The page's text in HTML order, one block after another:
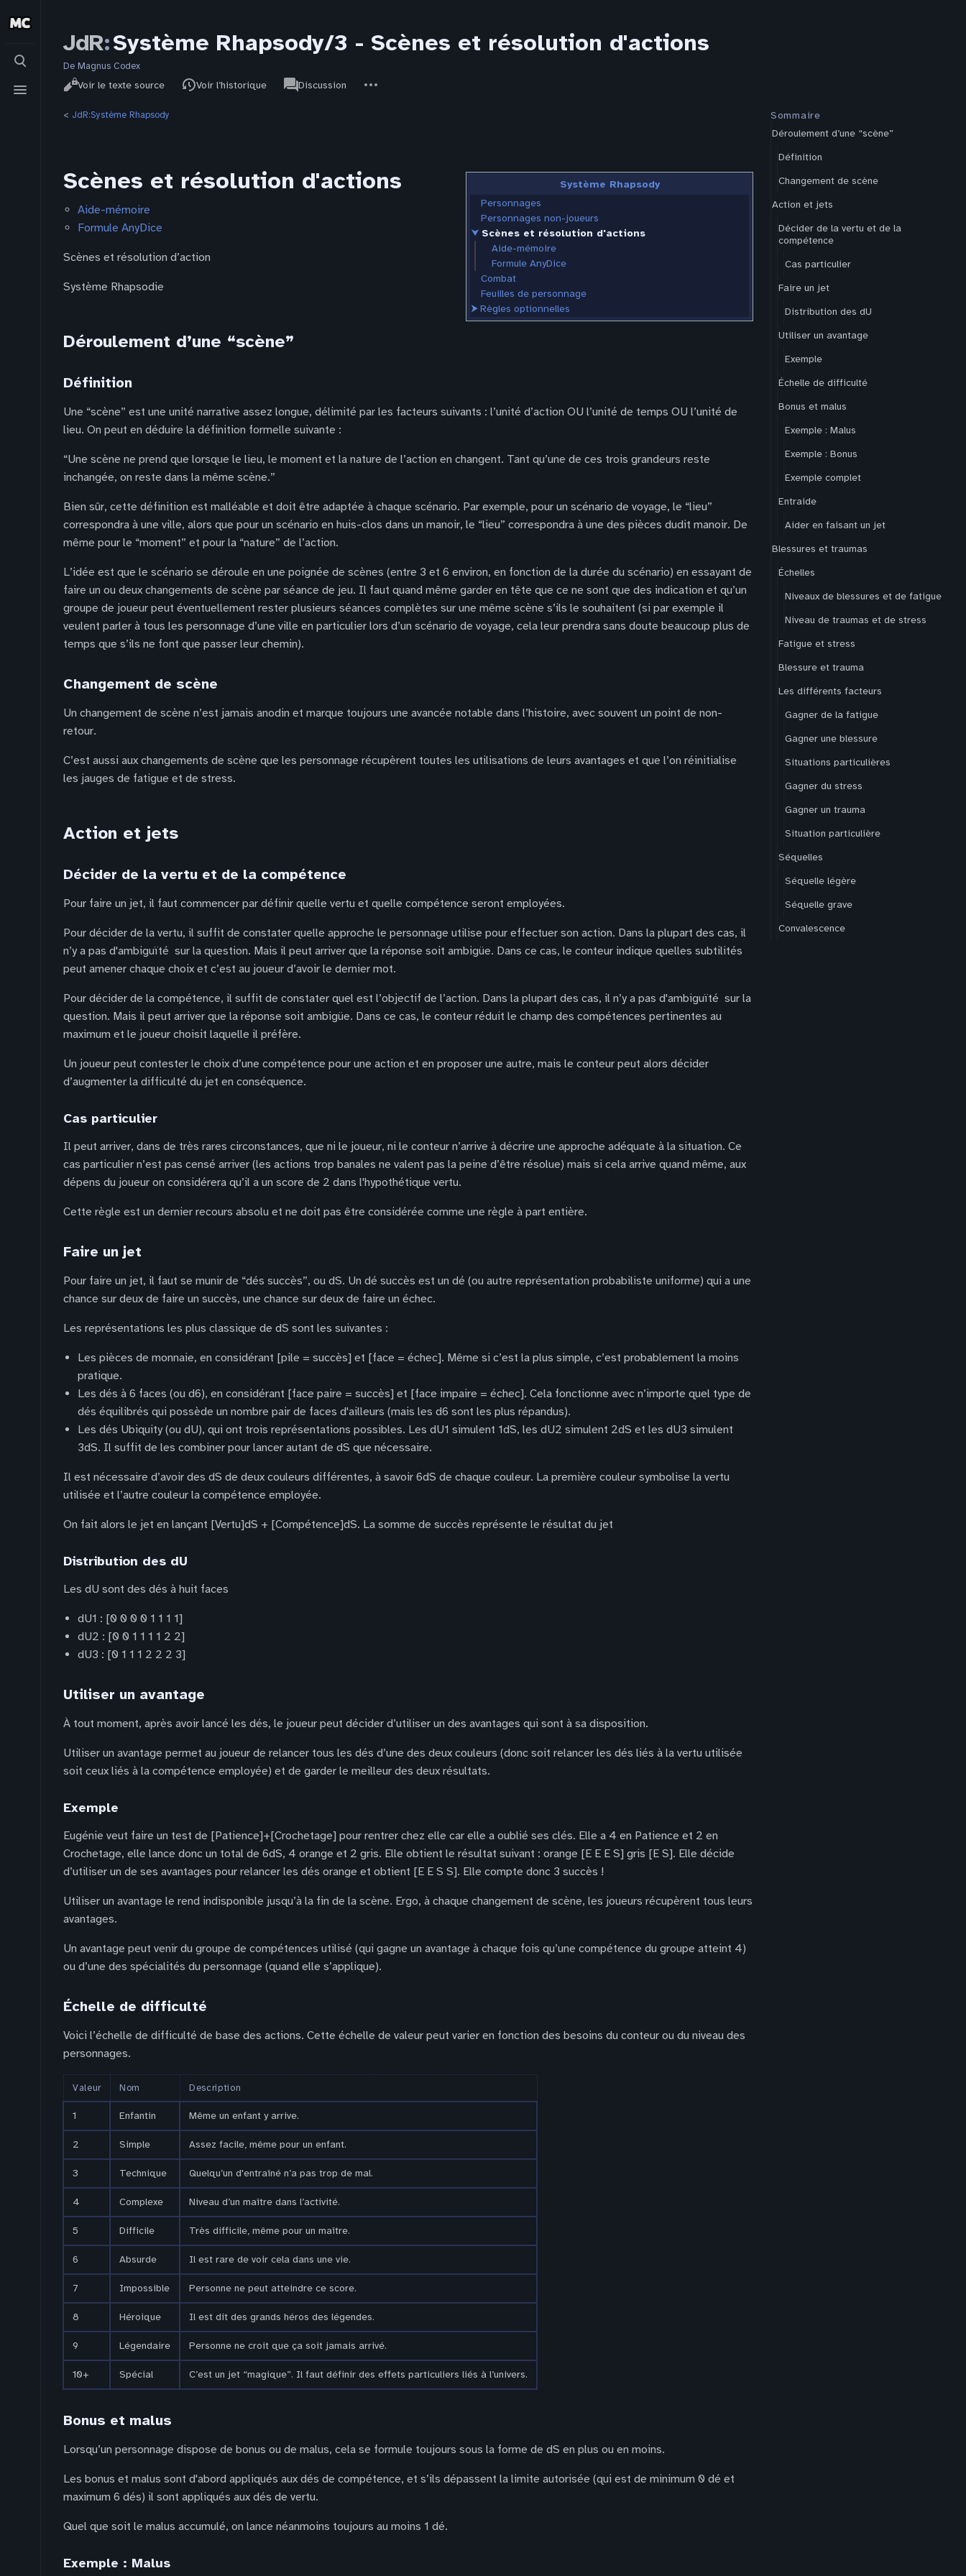
Basculer
recherche
Basculer
le
JdR:Système Rhapsody/3 - Scènes et résolution d'actions
De Magnus Codex
Affichages
LireVoir le texte source Voir l’historique
associated-
pages
JdRDiscussion
actions
< JdR:Système Rhapsody
Système Rhapsody
Personnages
Personnages non-joueurs
⮟ Scènes et résolution d'actions
Aide-mémoire
Formule AnyDice
Combat
Feuilles de personnage
⮞Règles optionnelles
Scènes et résolution d'actions
Aide-mémoire
Formule AnyDice
Scènes et résolution d’action
Système Rhapsodie
Déroulement d’une “scène”
Définition
Une “scène” est une unité narrative assez longue, délimité par les facteurs suivants : l’unité d’action OU l’unité de temps OU l’unité de
lieu. On peut en déduire la définition formelle suivante :
“Une scène ne prend que lorsque le lieu, le moment et la nature de l’action en changent. Tant qu’une de ces trois grandeurs reste
inchangée, on reste dans la même scène.”
Bien sûr, cette définition est malléable et doit être adaptée à chaque scénario. Par exemple, pour un scénario de voyage, le “lieu”
correspondra à une ville, alors que pour un scénario en huis-clos dans un manoir, le “lieu” correspondra à une des pièces dudit manoir. De
même pour le “moment” et pour la “nature” de l’action.
L’idée est que le scénario se déroule en une poignée de scènes (entre 3 et 6 environ, en fonction de la durée du scénario) en essayant de
faire un ou deux changements de scène par séance de jeu. Il faut quand même garder en tête que ce ne sont que des indication et qu’un
groupe de joueur peut éventuellement rester plusieurs séances complètes sur une même scène s’ils le souhaitent (si par exemple il
veulent parler à tous les personnage d’une ville en particulier lors d’un scénario de voyage, cela leur prendra sans doute beaucoup plus de
temps que s’ils ne font que passer leur chemin).
Changement de scène
Un changement de scène n’est jamais anodin et marque toujours une avancée notable dans l’histoire, avec souvent un point de non-
retour.
C’est aussi aux changements de scène que les personnage récupèrent toutes les utilisations de leurs avantages et que l’on réinitialise
les jauges de fatigue et de stress.
Action et jets
Décider de la vertu et de la compétence
Pour faire un jet, il faut commencer par définir quelle vertu et quelle compétence seront employées.
Pour décider de la vertu, il suffit de constater quelle approche le personnage utilise pour effectuer son action. Dans la plupart des cas, il
n’y a pas d'ambiguïté sur la question. Mais il peut arriver que la réponse soit ambigüe. Dans ce cas, le conteur indique quelles subtilités
peut amener chaque choix et c’est au joueur d’avoir le dernier mot.
Pour décider de la compétence, il suffit de constater quel est l’objectif de l’action. Dans la plupart des cas, il n’y a pas d'ambiguïté sur la
question. Mais il peut arriver que la réponse soit ambigüe. Dans ce cas, le conteur réduit le champ des compétences pertinentes au
maximum et le joueur choisit laquelle il préfère.
Un joueur peut contester le choix d’une compétence pour une action et en proposer une autre, mais le conteur peut alors décider
d’augmenter la difficulté du jet en conséquence.
Cas particulier
Il peut arriver, dans de très rares circonstances, que ni le joueur, ni le conteur n’arrive à décrire une approche adéquate à la situation. Ce
cas particulier n’est pas censé arriver (les actions trop banales ne valent pas la peine d’être résolue) mais si cela arrive quand même, aux
dépens du joueur on considérera qu’il a un score de 2 dans l'hypothétique vertu.
Cette règle est un dernier recours absolu et ne doit pas être considérée comme une règle à part entière.
Faire un jet
Pour faire un jet, il faut se munir de “dés succès”, ou dS. Un dé succès est un dé (ou autre représentation probabiliste uniforme) qui a une
chance sur deux de faire un succès, une chance sur deux de faire un échec.
Les représentations les plus classique de dS sont les suivantes :
Les pièces de monnaie, en considérant [pile = succès] et [face = échec]. Même si c’est la plus simple, c’est probablement la moins
pratique.
Les dés à 6 faces (ou d6), en considérant [face paire = succès] et [face impaire = échec]. Cela fonctionne avec n’importe quel type de
dés équilibrés qui possède un nombre pair de faces d'ailleurs (mais les d6 sont les plus répandus).
Les dés Ubiquity (ou dU), qui ont trois représentations possibles. Les dU1 simulent 1dS, les dU2 simulent 2dS et les dU3 simulent
3dS. Il suffit de les combiner pour lancer autant de dS que nécessaire.
Il est nécessaire d’avoir des dS de deux couleurs différentes, à savoir 6dS de chaque couleur. La première couleur symbolise la vertu
utilisée et l’autre couleur la compétence employée.
On fait alors le jet en lançant [Vertu]dS + [Compétence]dS. La somme de succès représente le résultat du jet
Distribution des dU
Les dU sont des dés à huit faces
dU1 : [0 0 0 0 1 1 1 1]
dU2 : [0 0 1 1 1 1 2 2]
dU3 : [0 1 1 1 2 2 2 3]
Utiliser un avantage
À tout moment, après avoir lancé les dés, le joueur peut décider d’utiliser un des avantages qui sont à sa disposition.
Utiliser un avantage permet au joueur de relancer tous les dés d’une des deux couleurs (donc soit relancer les dés liés à la vertu utilisée
soit ceux liés à la compétence employée) et de garder le meilleur des deux résultats.
Exemple
Eugénie veut faire un test de [Patience]+[Crochetage] pour rentrer chez elle car elle a oublié ses clés. Elle a 4 en Patience et 2 en
Crochetage, elle lance donc un total de 6dS, 4 orange et 2 gris. Elle obtient le résultat suivant : orange [E E E S] gris [E S]. Elle décide
d’utiliser un de ses avantages pour relancer les dés orange et obtient [E E S S]. Elle compte donc 3 succès !
Utiliser un avantage le rend indisponible jusqu’à la fin de la scène. Ergo, à chaque changement de scène, les joueurs récupèrent tous leurs
avantages.
Un avantage peut venir du groupe de compétences utilisé (qui gagne un avantage à chaque fois qu’une compétence du groupe atteint 4)
ou d’une des spécialités du personnage (quand elle s’applique).
Échelle de difficulté
Voici l’échelle de difficulté de base des actions. Cette échelle de valeur peut varier en fonction des besoins du conteur ou du niveau des
personnages.
Valeur Nom Description
1 Enfantin Même un enfant y arrive.
2 Simple Assez facile, même pour un enfant.
3 Technique Quelqu’un d'entraîné n’a pas trop de mal.
4 Complexe Niveau d’un maître dans l’activité.
5 Difficile Très difficile, même pour un maître.
6 Absurde Il est rare de voir cela dans une vie.
7 Impossible Personne ne peut atteindre ce score.
8 Héroique Il est dit des grands héros des légendes.
9 Légendaire Personne ne croit que ça soit jamais arrivé.
10+ Spécial C’est un jet “magique”. Il faut définir des effets particuliers liés à l’univers.
Bonus et malus
Lorsqu’un personnage dispose de bonus ou de malus, cela se formule toujours sous la forme de dS en plus ou en moins.
Les bonus et malus sont d'abord appliqués aux dés de compétence, et s’ils dépassent la limite autorisée (qui est de minimum 0 dé et
maximum 6 dés) il sont appliqués aux dés de vertu.
Quel que soit le malus accumulé, on lance néanmoins toujours au moins 1 dé.
Exemple : Malus
Sommaire
Déroulement d’une “scène”
Définition
Changement de scène
Action et jets
Décider de la vertu et de la
compétence
Cas particulier
Faire un jet
Distribution des dU
Utiliser un avantage
Exemple
Échelle de difficulté
Bonus et malus
Exemple : Malus
Exemple : Bonus
Exemple complet
Entraide
Aider en faisant un jet
Blessures et traumas
Échelles
Niveaux de blessures et de fatigue
Niveau de traumas et de stress
Fatigue et stress
Blessure et trauma
Les différents facteurs
Gagner de la fatigue
Gagner une blessure
Situations particulières
Gagner du stress
Gagner un trauma
Situation particulière
Séquelles
Séquelle légère
Séquelle grave
Convalescence